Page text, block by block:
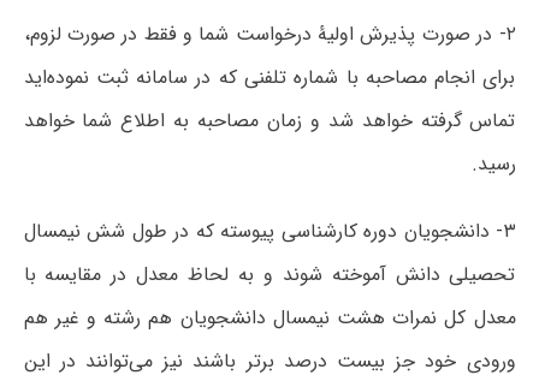
۲- در صورت پذیرش اولیۀ درخواست شما و فقط در صورت لزوم،
برای انجام مصاحبه با شماره تلفنی که در سامانه ثبت نموده‌اید
تماس گرفته خواهد شد و زمان مصاحبه به اطلاع شما خواهد
رسید.
۳- دانشجویان دوره کارشناسی پیوسته که در طول شش نیمسال
تحصیلی دانش آموخته شوند و به لحاظ معدل در مقایسه با
معدل کل نمرات هشت نیمسال دانشجویان هم رشته و غیر هم
ورودی خود جز بیست درصد برتر باشند نیز می‌توانند در این